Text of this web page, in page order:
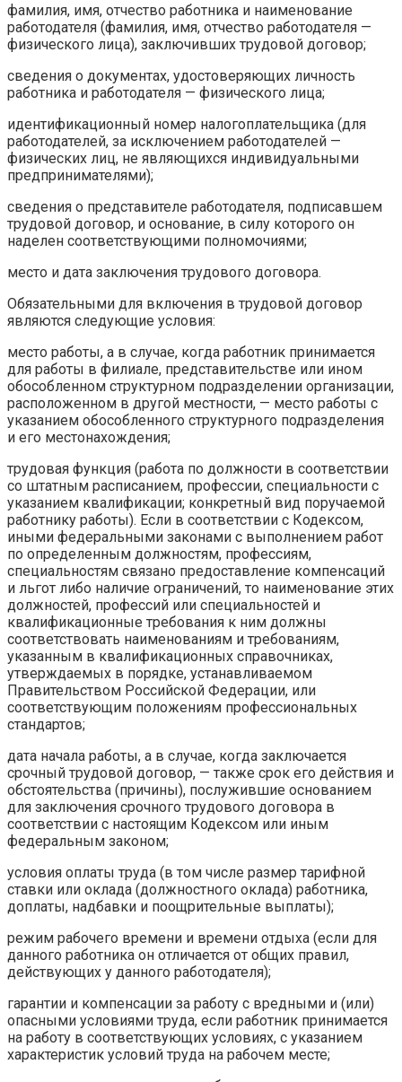
фамилия, имя, отчество работника и наименование
работодателя (фамилия, имя, отчество работодателя —
физического лица), заключивших трудовой договор;
сведения о документах, удостоверяющих личность
работника и работодателя — физического лица;
идентификационный номер налогоплательщика (для
работодателей, за исключением работодателей —
физических лиц, не являющихся индивидуальными
предпринимателями);
сведения о представителе работодателя, подписавшем
трудовой договор, и основание, в силу которого он
наделен соответствующими полномочиями;
место и дата заключения трудового договора.
Обязательными для включения в трудовой договор
являются следующие условия:
место работы, а в случае, когда работник принимается
для работы в филиале, представительстве или ином
обособленном структурном подразделении организации,
расположенном в другой местности, — место работы с
указанием обособленного структурного подразделения
и его местонахождения;
трудовая функция (работа по должности в соответствии
со штатным расписанием, профессии, специальности с
указанием квалификации; конкретный вид поручаемой
работнику работы). Если в соответствии с Кодексом,
иными федеральными законами с выполнением работ
по определенным должностям, профессиям,
специальностям связано предоставление компенсаций
и льгот либо наличие ограничений, то наименование этих
должностей, профессий или специальностей и
квалификационные требования к ним должны
соответствовать наименованиям и требованиям,
указанным в квалификационных справочниках,
утверждаемых в порядке, устанавливаемом
Правительством Российской Федерации, или
соответствующим положениям профессиональных
стандартов;
дата начала работы, а в случае, когда заключается
срочный трудовой договор, — также срок его действия и
обстоятельства (причины), послужившие основанием
для заключения срочного трудового договора в
соответствии с настоящим Кодексом или иным
федеральным законом;
условия оплаты труда (в том числе размер тарифной
ставки или оклада (должностного оклада) работника,
доплаты, надбавки и поощрительные выплаты);
режим рабочего времени и времени отдыха (если для
данного работника он отличается от общих правил,
действующих у данного работодателя);
гарантии и компенсации за работу с вредными и (или)
опасными условиями труда, если работник принимается
на работу в соответствующих условиях, с указанием
характеристик условий труда на рабочем месте;